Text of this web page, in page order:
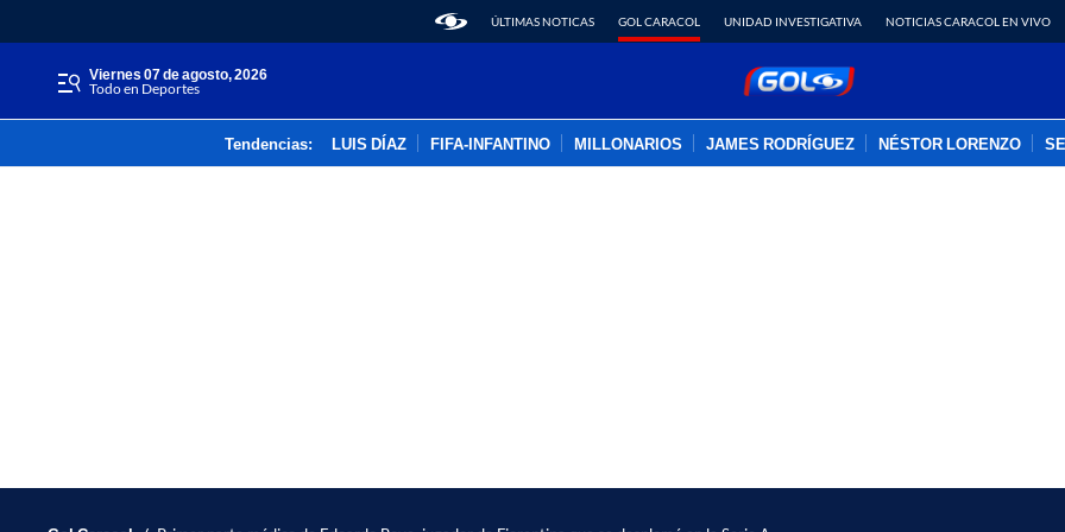
ÚLTIMAS NOTICAS GOL CARACOL UNIDAD INVESTIGATIVA NOTICIAS CARACOL EN VIVO
viernes 07 de agosto, 2026
Todo en Deportes
Tendencias: LUIS DÍAZ FIFA-INFANTINO MILLONARIOS JAMES RODRÍGUEZ NÉSTOR LORENZO